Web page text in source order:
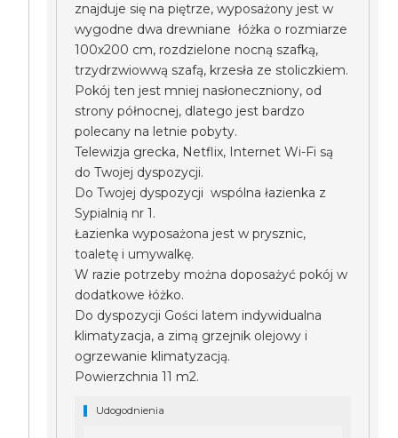
znajduje się na piętrze, wyposażony jest w
wygodne dwa drewniane łóżka o rozmiarze
100x200 cm, rozdzielone nocną szafką,
trzydrzwiowwą szafą, krzesła ze stoliczkiem.
Pokój ten jest mniej nasłoneczniony, od
strony północnej, dlatego jest bardzo
polecany na letnie pobyty.
Telewizja grecka, Netflix, Internet Wi-Fi są
do Twojej dyspozycji.
Do Twojej dyspozycji wspólna łazienka z
Sypialnią nr 1.
Łazienka wyposażona jest w prysznic,
toaletę i umywalkę.
W razie potrzeby można doposażyć pokój w
dodatkowe łóżko.
Do dyspozycji Gości latem indywidualna
klimatyzacja, a zimą grzejnik olejowy i
ogrzewanie klimatyzacją.
Powierzchnia 11 m2.
Udogodnienia